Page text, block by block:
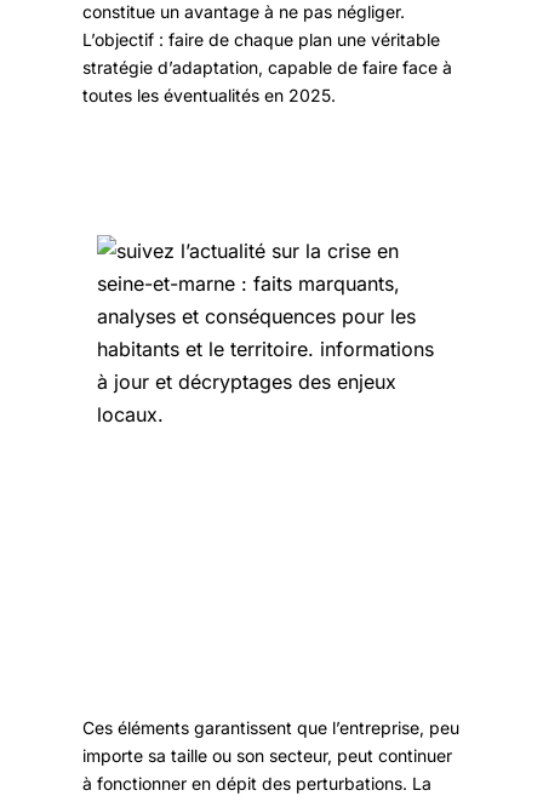
constitue un avantage à ne pas négliger.
L’objectif : faire de chaque plan une véritable
stratégie d’adaptation, capable de faire face à
toutes les éventualités en 2025.
Ces éléments garantissent que l’entreprise, peu
importe sa taille ou son secteur, peut continuer
à fonctionner en dépit des perturbations. La